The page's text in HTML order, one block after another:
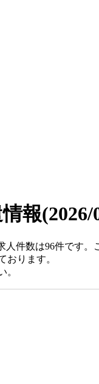
報
件数は96件です。
おります。
。